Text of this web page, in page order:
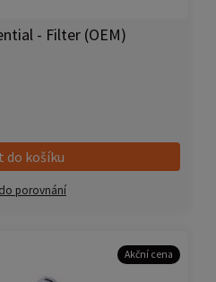
- Filter (OEM)
do košíku
porovnání
Akční cena